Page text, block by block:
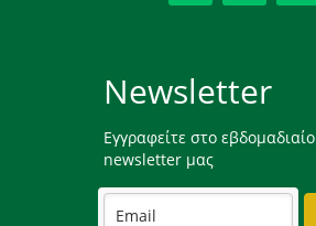
Newsletter
Εγγραφείτε στο εβδομαδιαίο
newsletter μας